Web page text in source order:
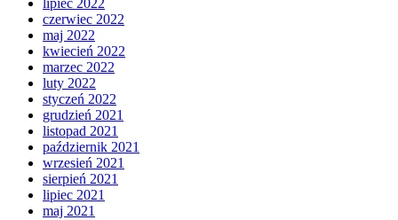
lipiec 2022
czerwiec 2022
maj 2022
kwiecień 2022
marzec 2022
luty 2022
styczeń 2022
grudzień 2021
listopad 2021
październik 2021
wrzesień 2021
sierpień 2021
lipiec 2021
maj 2021